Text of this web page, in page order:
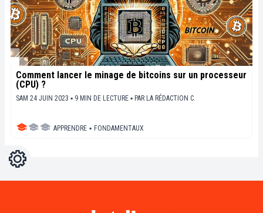
Comment lancer le minage de bitcoins sur un processeur
(CPU) ?
SAM 24 JUIN 2023 ▪ 9 MIN DE LECTURE ▪ PAR LA RÉDACTION C.
APPRENDRE ▪ FONDAMENTAUX
Réglages